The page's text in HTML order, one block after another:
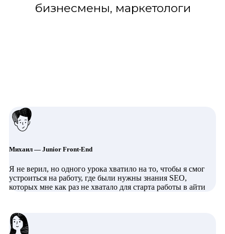
бизнесмены, маркетологи
Михаил — Junior Front-End
Я не верил, но одного урока хватило на то, чтобы я смог
устроиться на работу, где были нужны знания SEO,
которых мне как раз не хватало для старта работы в айти